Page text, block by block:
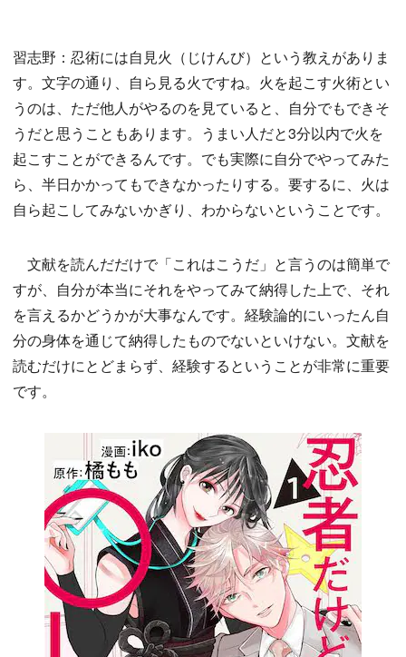
習志野：忍術には自見火（じけんび）という教えがありま
す。文字の通り、自ら見る火ですね。火を起こす火術とい
うのは、ただ他人がやるのを見ていると、自分でもできそ
うだと思うこともあります。うまい人だと3分以内で火を
起こすことができるんです。でも実際に自分でやってみた
ら、半日かかってもできなかったりする。要するに、火は
自ら起こしてみないかぎり、わからないということです。
文献を読んだだけで「これはこうだ」と言うのは簡単で
すが、自分が本当にそれをやってみて納得した上で、それ
を言えるかどうかが大事なんです。経験論的にいったん自
分の身体を通じて納得したものでないといけない。文献を
読むだけにとどまらず、経験するということが非常に重要
です。